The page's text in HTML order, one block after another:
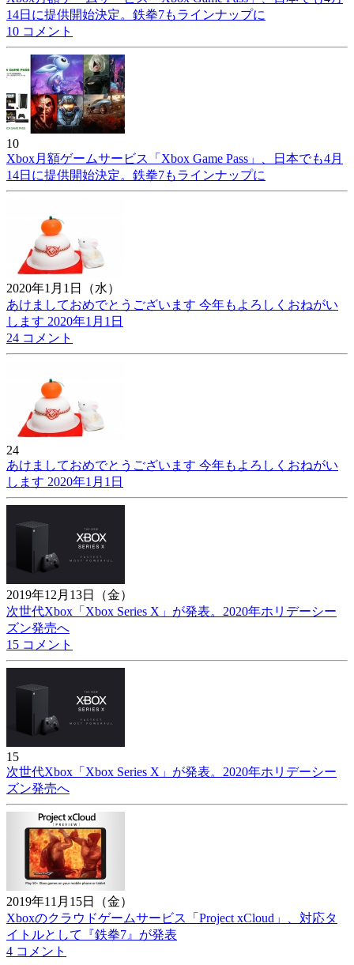
14日に提供開始決定。鉄拳7もラインナップに
10 コメント
10
Xbox月額ゲームサービス「Xbox Game Pass」、日本でも4月
14日に提供開始決定。鉄拳7もラインナップに
2020年1月1日（水）
あけましておめでとうございます 今年もよろしくおねがい
します 2020年1月1日
24 コメント
24
あけましておめでとうございます 今年もよろしくおねがい
します 2020年1月1日
2019年12月13日（金）
次世代Xbox「Xbox Series X」が発表。2020年ホリデーシー
ズン発売へ
15 コメント
15
次世代Xbox「Xbox Series X」が発表。2020年ホリデーシー
ズン発売へ
2019年11月15日（金）
Xboxのクラウドゲームサービス「Project xCloud」、対応タ
イトルとして『鉄拳7』が発表
4 コメント